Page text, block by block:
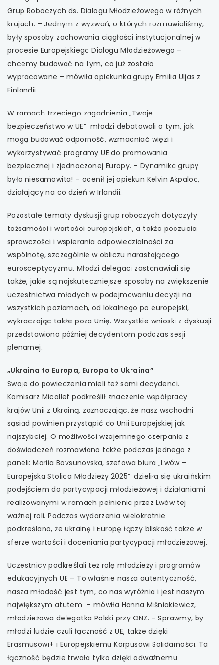
Grup Roboczych ds. Dialogu Młodzieżowego w różnych
krajach. – Jednym z wyzwań, o których rozmawialiśmy,
były sposoby zachowania ciągłości instytucjonalnej w
procesie Europejskiego Dialogu Młodzieżowego –
chcemy budować na tym, co już zostało
wypracowane – mówiła opiekunka grupy Emilia Uljas z
Finlandii.
W ramach trzeciego zagadnienia „Twoje
bezpieczeństwo w UE” młodzi debatowali o tym, jak
mogą budować odporność, wzmacniać więzi i
wykorzystywać programy UE do promowania
bezpiecznej i zjednoczonej Europy. – Dynamika grupy
była niesamowita! – ocenił jej opiekun Kelvin Akpaloo,
działający na co dzień w Irlandii.
Pozostałe tematy dyskusji grup roboczych dotyczyły
tożsamości i wartości europejskich, a także poczucia
sprawczości i wspierania odpowiedzialności za
wspólnotę, szczególnie w obliczu narastającego
eurosceptycyzmu. Młodzi delegaci zastanawiali się
także, jakie są najskuteczniejsze sposoby na zwiększenie
uczestnictwa młodych w podejmowaniu decyzji na
wszystkich poziomach, od lokalnego po europejski,
wykraczając także poza Unię. Wszystkie wnioski z dyskusji
przedstawiono później decydentom podczas sesji
plenarnej.
„Ukraina to Europa, Europa to Ukraina”
Swoje do powiedzenia mieli też sami decydenci.
Komisarz Micallef podkreślił znaczenie współpracy
krajów Unii z Ukrainą, zaznaczając, że nasz wschodni
sąsiad powinien przystąpić do Unii Europejskiej jak
najszybciej. O możliwości wzajemnego czerpania z
doświadczeń rozmawiano także podczas jednego z
paneli: Mariia Bovsunovska, szefowa biura „Lwów –
Europejska Stolica Młodzieży 2025”, dzieliła się ukraińskim
podejściem do partycypacji młodzieżowej i działaniami
realizowanymi w ramach pełnienia przez Lwów tej
ważnej roli. Podczas wydarzenia wielokrotnie
podkreślano, że Ukrainę i Europę łączy bliskość także w
sferze wartości i doceniania partycypacji młodzieżowej.
Uczestnicy podkreślali też rolę młodzieży i programów
edukacyjnych UE – To właśnie nasza autentyczność,
nasza młodość jest tym, co nas wyróżnia i jest naszym
największym atutem – mówiła Hanna Miśniakiewicz,
młodzieżowa delegatka Polski przy ONZ. – Sprawmy, by
młodzi ludzie czuli łączność z UE, także dzięki
Erasmusowi+ i Europejskiemu Korpusowi Solidarności. Ta
łączność będzie trwała tylko dzięki odważnemu